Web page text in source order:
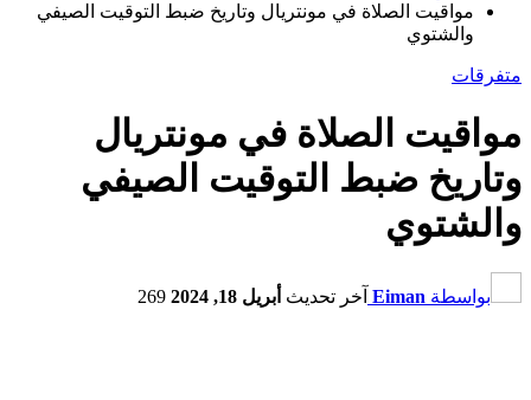
مواقيت الصلاة في مونتريال وتاريخ ضبط التوقيت الصيفي
والشتوي
متفرقات
مواقيت الصلاة في مونتريال
وتاريخ ضبط التوقيت الصيفي
والشتوي
بواسطة Eiman آخر تحديث أبريل 18, 2024 269